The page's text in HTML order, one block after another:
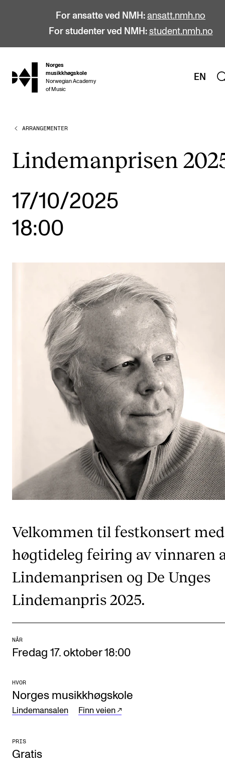
For ansatte ved NMH: ansatt.nmh.no
For studenter ved NMH: student.nmh.no
hjem
Norges
musikkhøgskole
Norwegian Academy
of Music
EN
STUDIER
Bachelor
Doktorgrad
Årsstudium og videreutdanning
STUDENTLIV
Søknad og opptak
Biblioteket
Fagmiljøer
Salane våre
Studentutvalet SUT (student.nmh.no)
NordART
Prosjekter
INTERNASJONALT
Utveksling
Internasjonal strategi
Samarbeidsprosjekter
IN.TUNE
Arrangementer og konserter
Nyheter og historier
ARRANGEMENTER
Lindemanprisen
17/10/2025
18:00
Velkommen til festkonsert med
høgtideleg feiring av vinnaren
Lindemanprisen og De Unges
Lindemanpris 2025.
NÅR
Fredag 17. oktober 18:00
HVOR
Norges musikkhøgskole
Lindemansalen Finn veien
PRIS
Gratis